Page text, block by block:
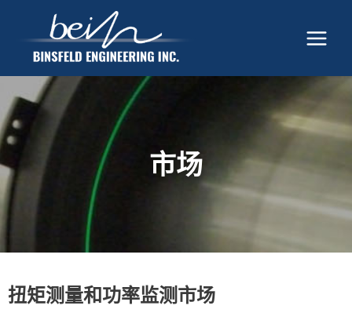
市场
扭矩测量和功率监测市场